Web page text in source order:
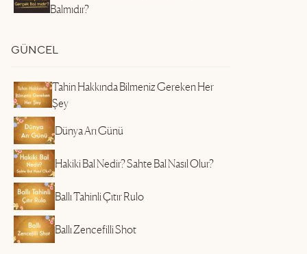
Balmıdır?
GÜNCEL
Tahin Hakkında Bilmeniz Gereken Her
Şey
Dünya Arı Günü
Hakiki Bal Nedir? Sahte Bal Nasıl Olur?
Ballı Tahinli Çıtır Rulo
Ballı Zencefilli Shot